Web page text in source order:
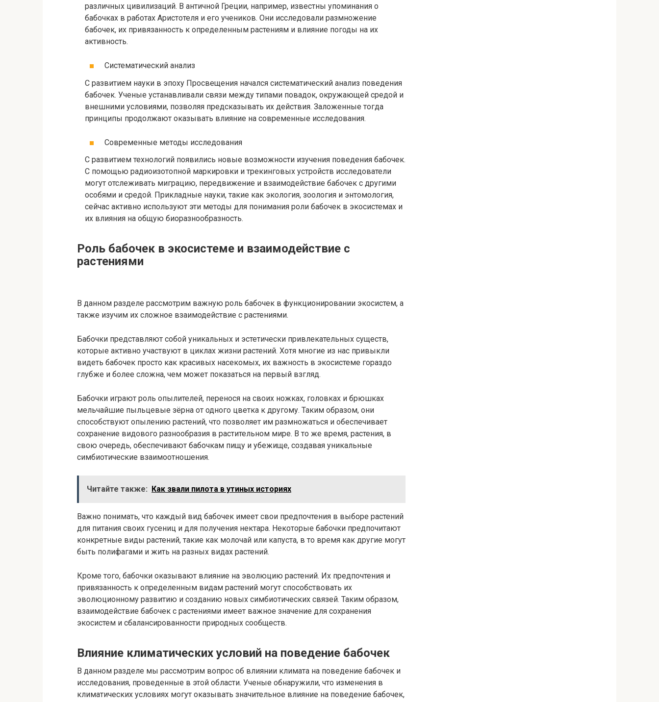
различных цивилизаций. В античной Греции, например, известны упоминания о
бабочках в работах Аристотеля и его учеников. Они исследовали размножение
бабочек, их привязанность к определенным растениям и влияние погоды на их
активность.
Систематический анализ
С развитием науки в эпоху Просвещения начался систематический анализ поведения
бабочек. Ученые устанавливали связи между типами повадок, окружающей средой и
внешними условиями, позволяя предсказывать их действия. Заложенные тогда
принципы продолжают оказывать влияние на современные исследования.
Современные методы исследования
С развитием технологий появились новые возможности изучения поведения бабочек.
С помощью радиоизотопной маркировки и трекинговых устройств исследователи
могут отслеживать миграцию, передвижение и взаимодействие бабочек с другими
особями и средой. Прикладные науки, такие как экология, зоология и энтомология,
сейчас активно используют эти методы для понимания роли бабочек в экосистемах и
их влияния на общую биоразнообразность.
Роль бабочек в экосистеме и взаимодействие с
растениями
В данном разделе рассмотрим важную роль бабочек в функционировании экосистем, а
также изучим их сложное взаимодействие с растениями.
Бабочки представляют собой уникальных и эстетически привлекательных существ,
которые активно участвуют в циклах жизни растений. Хотя многие из нас привыкли
видеть бабочек просто как красивых насекомых, их важность в экосистеме гораздо
глубже и более сложна, чем может показаться на первый взгляд.
Бабочки играют роль опылителей, перенося на своих ножках, головках и брюшках
мельчайшие пыльцевые зёрна от одного цветка к другому. Таким образом, они
способствуют опылению растений, что позволяет им размножаться и обеспечивает
сохранение видового разнообразия в растительном мире. В то же время, растения, в
свою очередь, обеспечивают бабочкам пищу и убежище, создавая уникальные
симбиотические взаимоотношения.
Читайте также: Как звали пилота в утиных историях
Важно понимать, что каждый вид бабочек имеет свои предпочтения в выборе растений
для питания своих гусениц и для получения нектара. Некоторые бабочки предпочитают
конкретные виды растений, такие как молочай или капуста, в то время как другие могут
быть полифагами и жить на разных видах растений.
Кроме того, бабочки оказывают влияние на эволюцию растений. Их предпочтения и
привязанность к определенным видам растений могут способствовать их
эволюционному развитию и созданию новых симбиотических связей. Таким образом,
взаимодействие бабочек с растениями имеет важное значение для сохранения
экосистем и сбалансированности природных сообществ.
Влияние климатических условий на поведение бабочек
В данном разделе мы рассмотрим вопрос об влиянии климата на поведение бабочек и
исследования, проведенные в этой области. Ученые обнаружили, что изменения в
климатических условиях могут оказывать значительное влияние на поведение бабочек,